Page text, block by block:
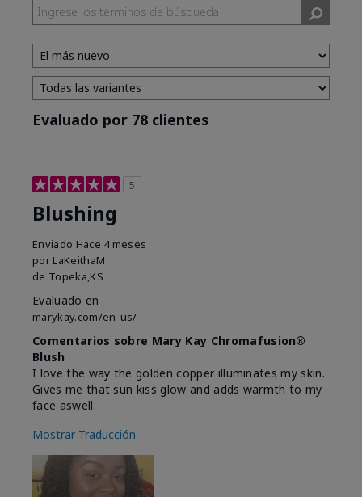
Evaluado por 78 clientes
5
Blushing
Enviado Hace 4 meses
por LaKeithaM
de Topeka,KS
Evaluado en
marykay.com/en-us/
Comentarios sobre Mary Kay Chromafusion®
Blush
I love the way the golden copper illuminates my skin.
Gives me that sun kiss glow and adds warmth to my
face aswell.
Mostrar Traducción